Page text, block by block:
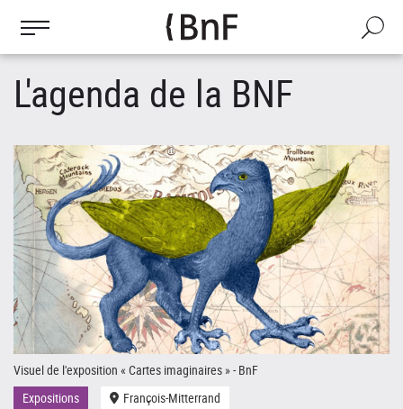
contenu
Recherche
L'agenda de la BNF
Visuel de l'exposition « Cartes imaginaires » - BnF
Expositions
François-Mitterrand